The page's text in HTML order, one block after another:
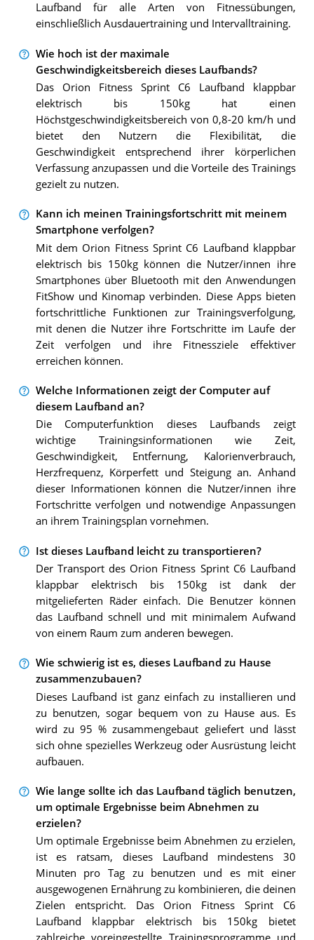
Laufband für alle Arten von Fitnessübungen,
einschließlich Ausdauertraining und Intervalltraining.
Wie hoch ist der maximale
Geschwindigkeitsbereich dieses Laufbands?
Das Orion Fitness Sprint C6 Laufband klappbar
elektrisch bis 150kg hat einen
Höchstgeschwindigkeitsbereich von 0,8-20 km/h und
bietet den Nutzern die Flexibilität, die
Geschwindigkeit entsprechend ihrer körperlichen
Verfassung anzupassen und die Vorteile des Trainings
gezielt zu nutzen.
Kann ich meinen Trainingsfortschritt mit meinem
Smartphone verfolgen?
Mit dem Orion Fitness Sprint C6 Laufband klappbar
elektrisch bis 150kg können die Nutzer/innen ihre
Smartphones über Bluetooth mit den Anwendungen
FitShow und Kinomap verbinden. Diese Apps bieten
fortschrittliche Funktionen zur Trainingsverfolgung,
mit denen die Nutzer ihre Fortschritte im Laufe der
Zeit verfolgen und ihre Fitnessziele effektiver
erreichen können.
Welche Informationen zeigt der Computer auf
diesem Laufband an?
Die Computerfunktion dieses Laufbands zeigt
wichtige Trainingsinformationen wie Zeit,
Geschwindigkeit, Entfernung, Kalorienverbrauch,
Herzfrequenz, Körperfett und Steigung an. Anhand
dieser Informationen können die Nutzer/innen ihre
Fortschritte verfolgen und notwendige Anpassungen
an ihrem Trainingsplan vornehmen.
Ist dieses Laufband leicht zu transportieren?
Der Transport des Orion Fitness Sprint C6 Laufband
klappbar elektrisch bis 150kg ist dank der
mitgelieferten Räder einfach. Die Benutzer können
das Laufband schnell und mit minimalem Aufwand
von einem Raum zum anderen bewegen.
Wie schwierig ist es, dieses Laufband zu Hause
zusammenzubauen?
Dieses Laufband ist ganz einfach zu installieren und
zu benutzen, sogar bequem von zu Hause aus. Es
wird zu 95 % zusammengebaut geliefert und lässt
sich ohne spezielles Werkzeug oder Ausrüstung leicht
aufbauen.
Wie lange sollte ich das Laufband täglich benutzen,
um optimale Ergebnisse beim Abnehmen zu
erzielen?
Um optimale Ergebnisse beim Abnehmen zu erzielen,
ist es ratsam, dieses Laufband mindestens 30
Minuten pro Tag zu benutzen und es mit einer
ausgewogenen Ernährung zu kombinieren, die deinen
Zielen entspricht. Das Orion Fitness Sprint C6
Laufband klappbar elektrisch bis 150kg bietet